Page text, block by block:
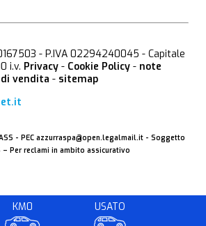
KM0 USATO
- P.IVA 02294240045 - Capitale
i.v. Privacy - Cookie Policy - note
vendita - sitemap
- PEC azzurraspa@open.legalmail.it - Soggetto
Per reclami in ambito assicurativo